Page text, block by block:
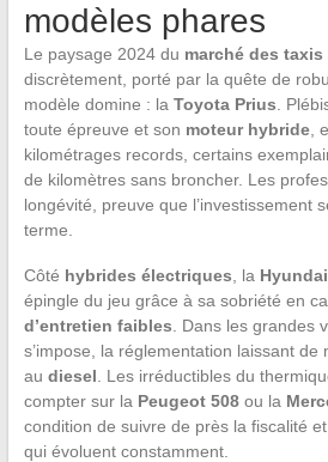
modèles phares
Le paysage 2024 du marché des taxis
discrètement, porté par la quête de
modèle domine : la Toyota Prius .
toute épreuve et son moteur hybride,
kilométrages records, certains
de kilomètres sans broncher. Les
longévité, preuve que l’investissement
terme.
Côté hybrides électriques , la
épingle du jeu grâce à sa sobriété en
d’entretien faibles . Dans les grandes
s’impose, la réglementation laissant de
au diesel . Les irréductibles du
compter sur la Peugeot 508ou la
condition de suivre de près la fiscalité
qui évoluent constamment.